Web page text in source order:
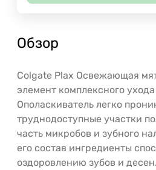
Обзор
Colgate Plax Освежающая
элемент комплексного
Ополаскиватель легко
труднодоступные участки
часть микробов и зубного
его состав ингредиенты
оздоровлению зубов и